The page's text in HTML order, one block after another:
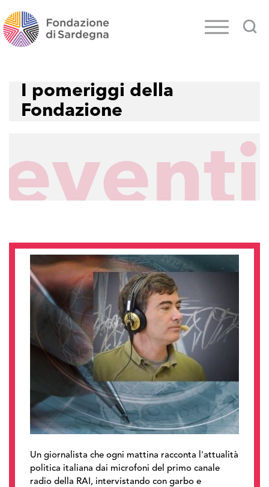
I pomeriggi della
Fondazione
Un giornalista che ogni mattina racconta l'attualità
politica italiana dai microfoni del primo canale
radio della RAI, intervistando con garbo e